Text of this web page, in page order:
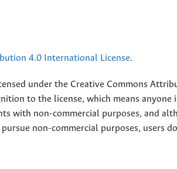
4.0 International License.
under the Creative Commons
to the license, which means anyone
with non-commercial purposes, and
non-commercial purposes, users